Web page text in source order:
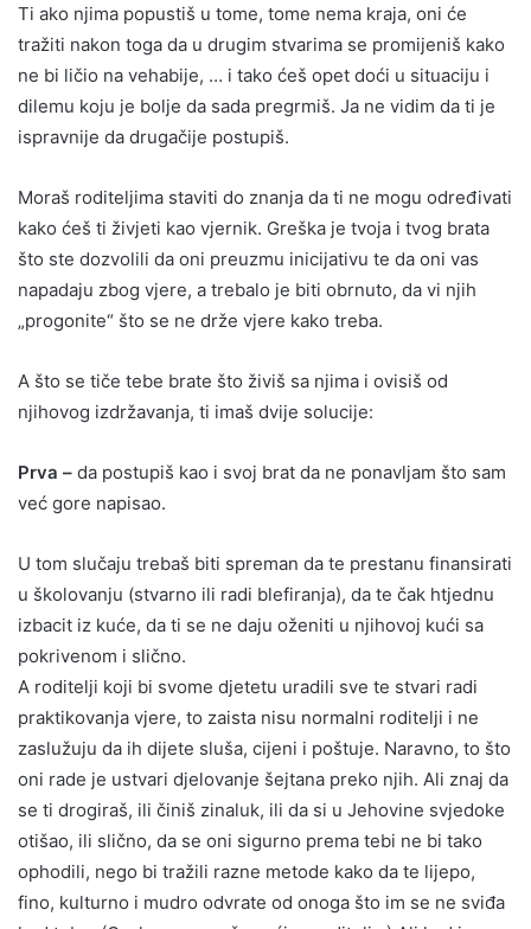
Ti ako njima popustiš u tome, tome nema kraja, oni će
tražiti nakon toga da u drugim stvarima se promijeniš kako
ne bi ličio na vehabije, … i tako ćeš opet doći u situaciju i
dilemu koju je bolje da sada pregrmiš. Ja ne vidim da ti je
ispravnije da drugačije postupiš.
Moraš roditeljima staviti do znanja da ti ne mogu određivati
kako ćeš ti živjeti kao vjernik. Greška je tvoja i tvog brata
što ste dozvolili da oni preuzmu inicijativu te da oni vas
napadaju zbog vjere, a trebalo je biti obrnuto, da vi njih
„progonite“ što se ne drže vjere kako treba.
A što se tiče tebe brate što živiš sa njima i ovisiš od
njihovog izdržavanja, ti imaš dvije solucije:
Prva – da postupiš kao i svoj brat da ne ponavljam što sam
već gore napisao.
U tom slučaju trebaš biti spreman da te prestanu finansirati
u školovanju (stvarno ili radi blefiranja), da te čak htjednu
izbacit iz kuće, da ti se ne daju oženiti u njihovoj kući sa
pokrivenom i slično.
A roditelji koji bi svome djetetu uradili sve te stvari radi
praktikovanja vjere, to zaista nisu normalni roditelji i ne
zaslužuju da ih dijete sluša, cijeni i poštuje. Naravno, to što
oni rade je ustvari djelovanje šejtana preko njih. Ali znaj da
se ti drogiraš, ili činiš zinaluk, ili da si u Jehovine svjedoke
otišao, ili slično, da se oni sigurno prema tebi ne bi tako
ophodili, nego bi tražili razne metode kako da te lijepo,
fino, kulturno i mudro odvrate od onoga što im se ne sviđa